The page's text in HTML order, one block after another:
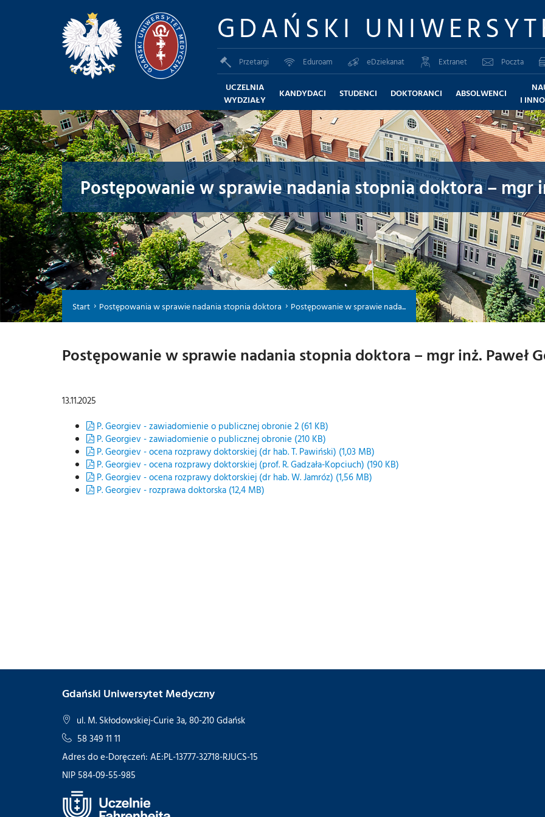
GDAŃSKI
Przetargi Eduroam eDziekanat Extranet Poczta
UCZELNIA
WYDZIAŁY
KANDYDACI STUDENCI DOKTORANCI ABSOLWENCI
I
Postępowanie w sprawie nadania stopnia doktora – mgr
Start Postępowania w sprawie nadania stopnia doktora Postępowanie w sprawie nada...
Postępowanie w sprawie nadania stopnia doktora – mgr inż. Paweł
13.11.2025
P. Georgiev - zawiadomienie o publicznej obronie 2 (61 KB)
P. Georgiev - zawiadomienie o publicznej obronie (210 KB)
P. Georgiev - ocena rozprawy doktorskiej (dr hab. T. Pawiński) (1,03 MB)
P. Georgiev - ocena rozprawy doktorskiej (prof. R. Gadzała-Kopciuch) (190 KB)
P. Georgiev - ocena rozprawy doktorskiej (dr hab. W. Jamróz) (1,56 MB)
P. Georgiev - rozprawa doktorska (12,4 MB)
Gdański Uniwersytet Medyczny
ul. M. Skłodowskiej-Curie 3a, 80-210 Gdańsk
58 349 11 11
Adres do e-Doręczeń: AE:PL-13777-32718-RJUCS-15
NIP 584-09-55-985